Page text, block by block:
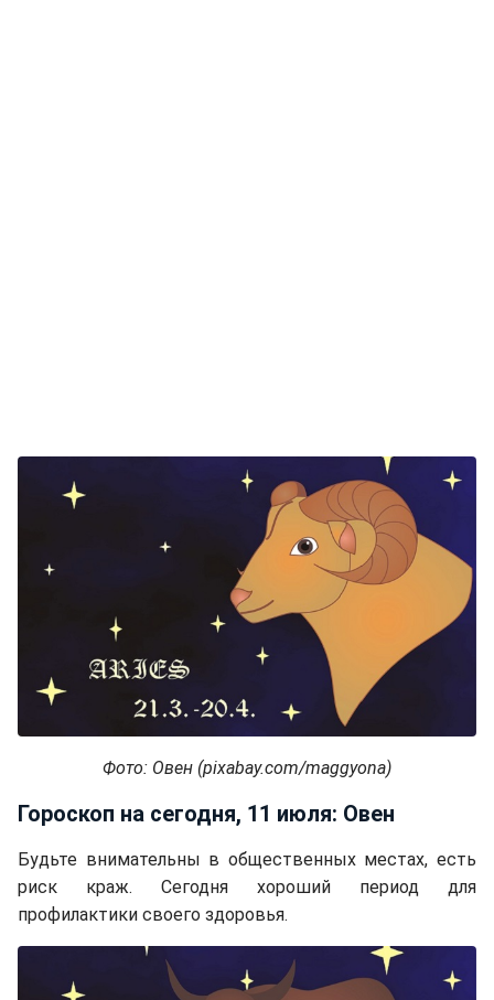
Фото: Овен (pixabay.com/maggyona)
Гороскоп на сегодня, 11 июля: Овен
Будьте внимательны в общественных местах, есть
риск краж. Сегодня хороший период для
профилактики своего здоровья.